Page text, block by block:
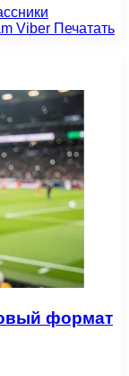
Viber Печатать
формат